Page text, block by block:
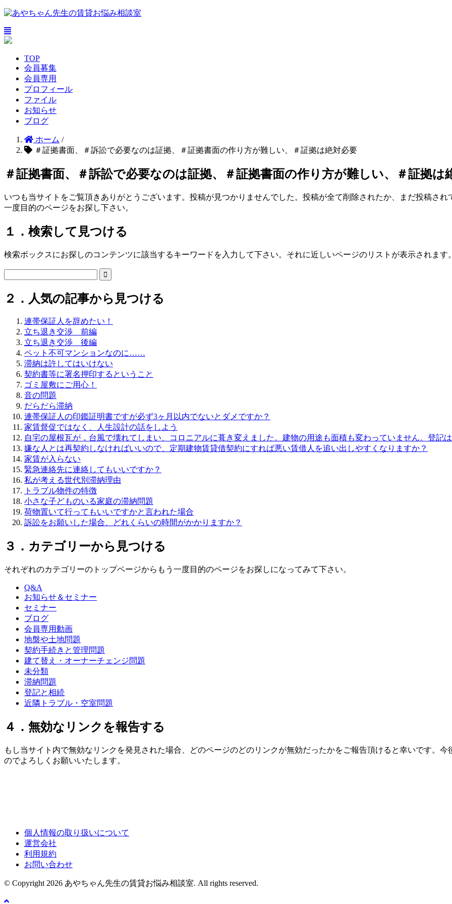
TOP
会員募集
会員専用
プロフィール
ファイル
お知らせ
ブログ
ホーム /
＃証拠書面、＃訴訟で必要なのは証拠、＃証拠書面の作り方が難しい、＃証拠は絶対必要
＃証拠書面、＃訴訟で必要なのは証拠、＃証拠書面の作り方が難しい、＃証拠は
いつも当サイトをご覧頂きありがとうございます。投稿が見つかりませんでした。投稿が全て削除されたか、まだ投稿さ
一度目的のページをお探し下さい。
１．検索して見つける
検索ボックスにお探しのコンテンツに該当するキーワードを入力して下さい。それに近しいページのリストが表示されます。

２．人気の記事から見つける
連帯保証人を辞めたい！
立ち退き交渉 前編
立ち退き交渉 後編
ペット不可マンションなのに……
滞納は許してはいけない
契約書等に署名押印するということ
ゴミ屋敷にご用心！
音の問題
だらだら滞納
連帯保証人の印鑑証明書ですが必ず3ヶ月以内でないとダメですか？
家賃督促ではなく、人生設計の話をしよう
自宅の屋根瓦が，台風で壊れてしまい、コロニアルに葺き変えました。建物の用途も面積も変わっていません。登記
嫌な人とは再契約しなければいいので、定期建物賃貸借契約にすれば悪い賃借人を追い出しやすくなりますか？
家賃が入らない
緊急連絡先に連絡してもいいですか？
私が考える世代別滞納理由
トラブル物件の特徴
小さな子どものいる家庭の滞納問題
荷物置いて行ってもいいですかと言われた場合
訴訟をお願いした場合、どれくらいの時間がかかりますか？
３．カテゴリーから見つける
それぞれのカテゴリーのトップページからもう一度目的のページをお探しになってみて下さい。
Q&A
お知らせ＆セミナー
セミナー
ブログ
会員専用動画
地盤や土地問題
契約手続きと管理問題
建て替え・オーナーチェンジ問題
未分類
滞納問題
登記と相続
近隣トラブル・空室問題
４．無効なリンクを報告する
もし当サイト内で無効なリンクを発見された場合、どのページのどのリンクが無効だったかをご報告頂けると幸いです。
のでよろしくお願いいたします。
個人情報の取り扱いについて
運営会社
利用規約
お問い合わせ
© Copyright 2026 あやちゃん先生の賃貸お悩み相談室. All rights reserved.